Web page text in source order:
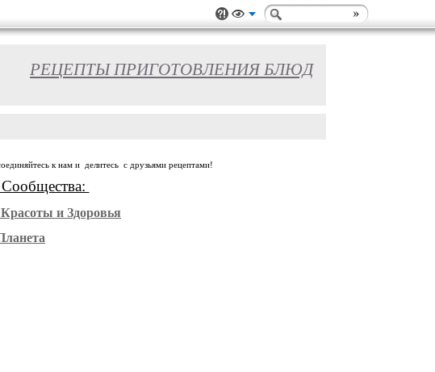
РЕЦЕПТЫ ПРИГОТОВЛЕНИЯ БЛЮД
к нам и делитесь с друзьями рецептами!
и Здоровья